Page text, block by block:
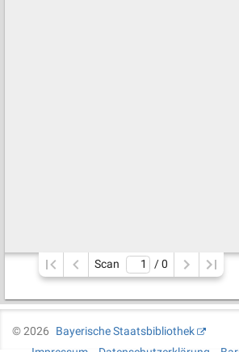
Scan / 0
©2026
Bayerische Staatsbibliothek